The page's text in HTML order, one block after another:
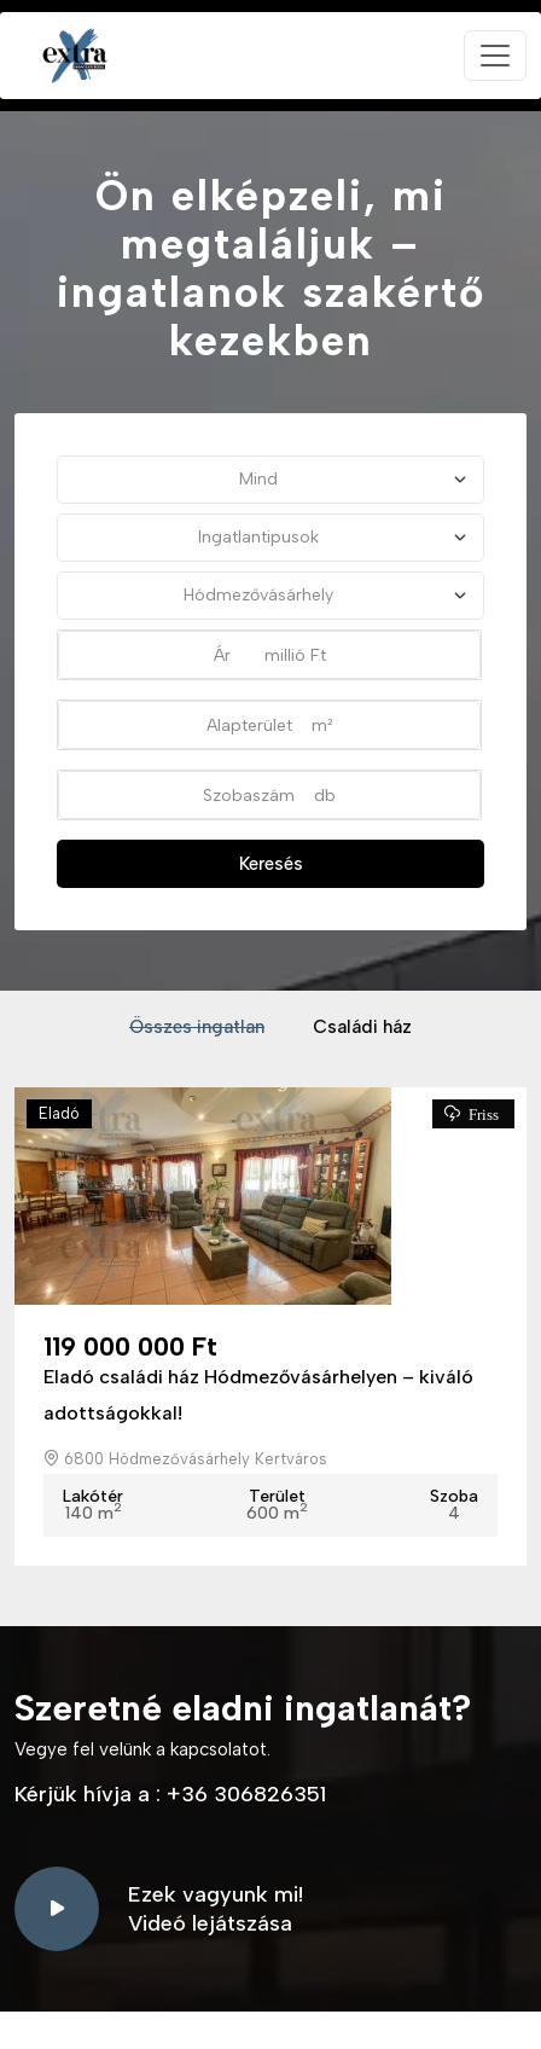
Ön elképzeli, mi
megtaláljuk –
ingatlanok szakértő
kezekben
Keresés
Összes ingatlan Családi ház
Eladó Friss
119 000 000 Ft
Eladó családi ház Hódmezővásárhelyen – kiváló
adottságokkal!
6800 Hódmezővásárhely Kertváros
Lakótér
140 m2
Terület
600 m2
Szoba
4
Szeretné eladni ingatlanát?
Vegye fel velünk a kapcsolatot.
Kérjük hívja a : +36 306826351
Ezek vagyunk mi!
Videó lejátszása